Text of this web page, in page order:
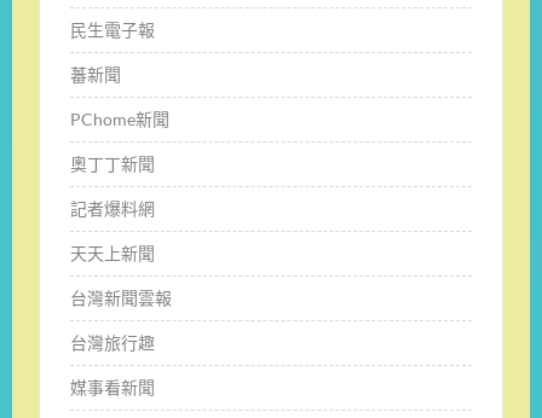
民生電子報
蕃新聞
PChome新聞
奧丁丁新聞
記者爆料網
天天上新聞
台灣新聞雲報
台灣旅行趣
媒事看新聞